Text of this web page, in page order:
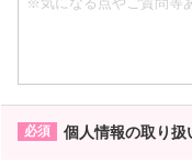
個人情報の取り扱